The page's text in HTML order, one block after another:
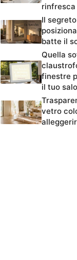
rinfresca
Il
batte il
Quella
finestre
il tuo
vetro